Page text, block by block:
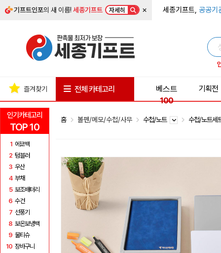
기프트인포의 새 이름!세종기프트 자세히 × 세종기프트, 공공기
인기카테고리
TOP 10
1 에코백
2 텀블러
3 우산
4 부채
5 보조배터리
6 수건
7 선풍기
8 보온보냉백
9 물티슈
10 장바구니
즐겨찾기 전체 카테고리
베스트
100
기획전
홈 볼펜/메모/수첩/사무 수첩/노트 수첩/노트